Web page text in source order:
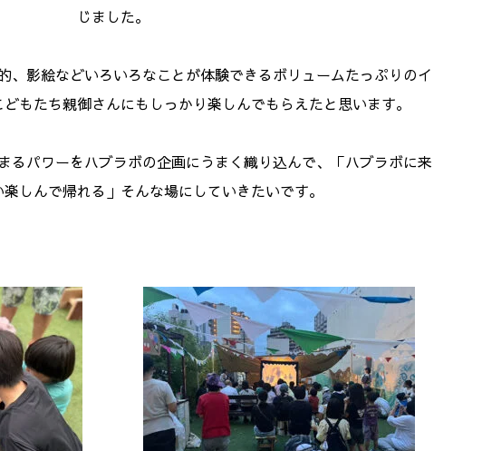
じました。
、影絵などいろいろなことが体験できるボリュームたっぷりのイ
もたち親御さんにもしっかり楽しんでもらえたと思います。
るパワーをハブラボの企画にうまく織り込んで、「ハブラボに来
しんで帰れる」そんな場にしていきたいです。